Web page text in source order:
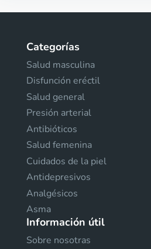
Categorías
Salud masculina
Disfunción eréctil
Salud general
Presión arterial
Antibióticos
Salud femenina
Cuidados de la piel
Antidepresivos
Analgésicos
Asma
Información útil
Sobre nosotras